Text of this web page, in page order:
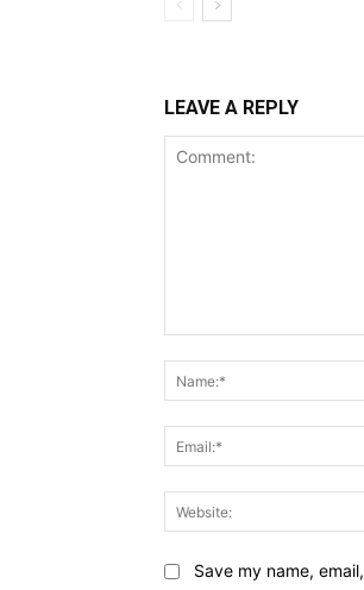
LEAVE A REPLY
Save my name,